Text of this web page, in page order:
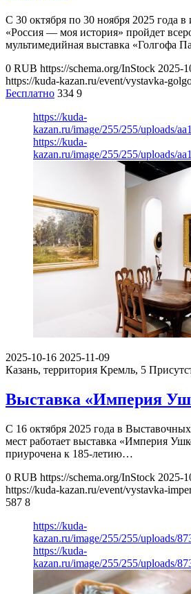
С 30 октября по 30 ноября 2025 года в
«Россия — моя история» пройдет
мультимедийная выставка «Голгофа
0 RUB https://schema.org/InStock 2025-
https://kuda-kazan.ru/event/vystavka-
Бесплатно 334 9
https://kuda-
kazan.ru/image/255/255/uploads/
https://kuda-
kazan.ru/image/255/255/uploads/
2025-10-16 2025-11-09
Казань, территория Кремль, 5
Выставка «Империя
С 16 октября 2025 года в
мест работает выставка «Империя
приурочена к 185-летию…
0 RUB https://schema.org/InStock 2025-
https://kuda-kazan.ru/event/vystavka-
587 8
https://kuda-
kazan.ru/image/255/255/uploads/
https://kuda-
kazan.ru/image/255/255/uploads/